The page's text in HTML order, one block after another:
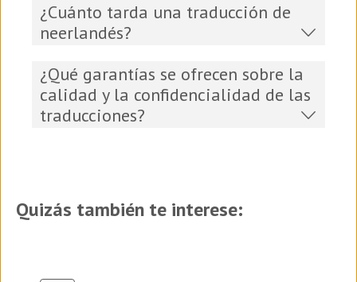
¿Cuánto tarda una traducción de
neerlandés?
¿Qué garantías se ofrecen sobre la
calidad y la confidencialidad de las
traducciones?
Quizás también te interese: